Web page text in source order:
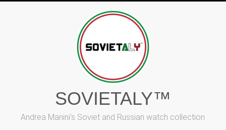
SOVIETALY™
Andrea Manini's Soviet and Russian watch collection